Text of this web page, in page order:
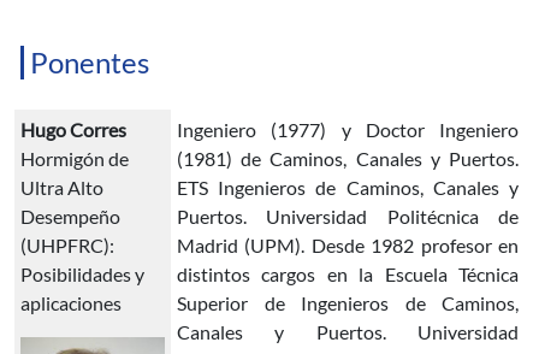
Ponentes
Hugo Corres
Hormigón de
Ultra Alto
Desempeño
(UHPFRC):
Posibilidades y
aplicaciones
Ingeniero (1977) y Doctor Ingeniero
(1981) de Caminos, Canales y Puertos.
ETS Ingenieros de Caminos, Canales y
Puertos. Universidad Politécnica de
Madrid (UPM). Desde 1982 profesor en
distintos cargos en la Escuela Técnica
Superior de Ingenieros de Caminos,
Canales y Puertos. Universidad